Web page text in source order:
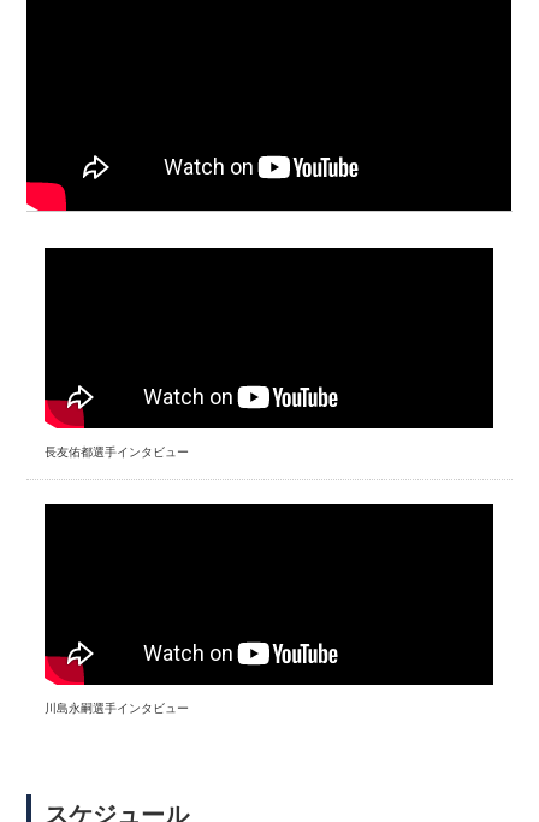
長友佑都選手インタビュー
川島永嗣選手インタビュー
スケジュール